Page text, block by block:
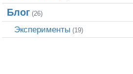
Блог (26)
Эксперименты (19)